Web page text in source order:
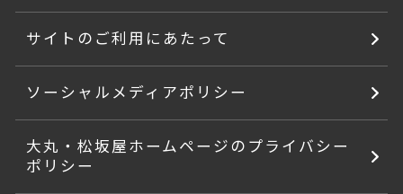
サイトのご利用にあたって
ソーシャルメディアポリシー
大丸・松坂屋ホームページのプライバシー
ポリシー